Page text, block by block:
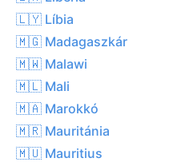
🇱🇾 Líbia
🇲🇬 Madagaszkár
🇲🇼 Malawi
🇲🇱 Mali
🇲🇦 Marokkó
🇲🇷 Mauritánia
🇲🇺 Mauritius